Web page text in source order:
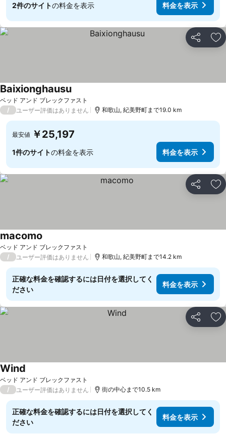
2件のサイトの料金を表示 料金を表示
シェア お
ベッド アンド ブレックファスト
Baixionghausu料金を表示
/ ユーザー評価はありません 和歌山, 紀美野町まで19.0 km
最安値 ￥25,197
1件のサイトの料金を表示 料金を表示
シェア お
ベッド アンド ブレックファスト
macomo
/ ユーザー評価はありません 和歌山, 紀美野町まで14.2 km
正確な料金を確認するには日付を選択してく
ださい
料金を表示
シェア お
ベッド アンド ブレックファスト
Wind
/ ユーザー評価はありません 街の中心まで10.5 km
正確な料金を確認するには日付を選択してく
ださい
料金を表示